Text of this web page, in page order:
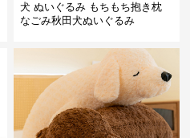
犬 ぬいぐるみ もちもち抱き枕
なごみ秋田犬ぬいぐるみ